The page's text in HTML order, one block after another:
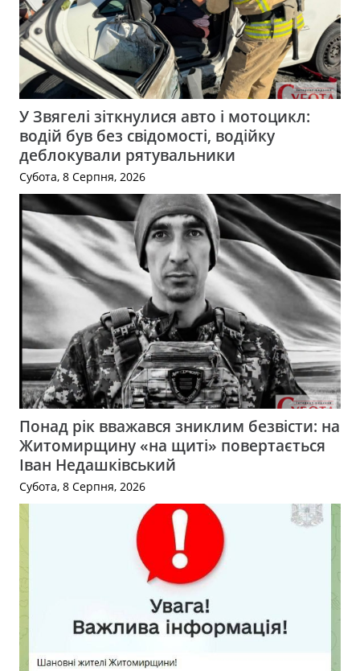
У Звягелі зіткнулися авто і мотоцикл:
водій був без свідомості, водійку
деблокували рятувальники
Субота, 8 Серпня, 2026
Понад рік вважався зниклим безвісти: на
Житомирщину «на щиті» повертається
Іван Недашківський
Субота, 8 Серпня, 2026